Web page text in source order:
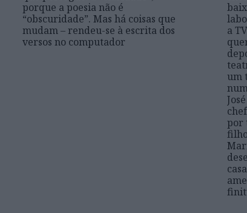
porque a poesia não é
“obscuridade”. Mas há coisas que
mudam – rendeu-se à escrita dos
versos no computador
a
um
por